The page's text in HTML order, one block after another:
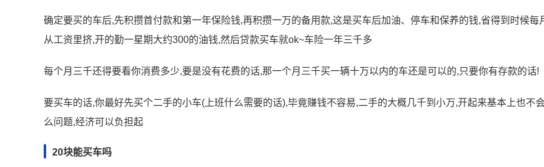
确定要买的车后,先积攒首付款和第一年保险钱,再积攒一万的备用款,这是买车后加油、停车和保养的钱,省得到时候每
从工资里挤,开的勤一星期大约300的油钱,然后贷款买车就ok~车险一年三千多
每个月三千还得要看你消费多少,要是没有花费的话,那一个月三千买一辆十万以内的车还是可以的,只要你有存款的话!
要买车的话,你最好先买个二手的小车(上班什么需要的话),毕竟赚钱不容易,二手的大概几千到小万,开起来基本上也不
么问题,经济可以负担起
20块能买车吗